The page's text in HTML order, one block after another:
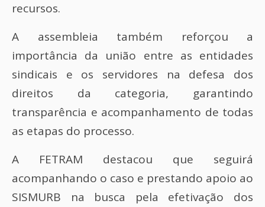
recursos.
A assembleia também reforçou a
importância da união entre as entidades
sindicais e os servidores na defesa dos
direitos da categoria, garantindo
transparência e acompanhamento de todas
as etapas do processo.
A FETRAM destacou que seguirá
acompanhando o caso e prestando apoio ao
SISMURB na busca pela efetivação dos